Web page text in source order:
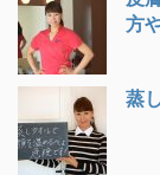
方
蒸